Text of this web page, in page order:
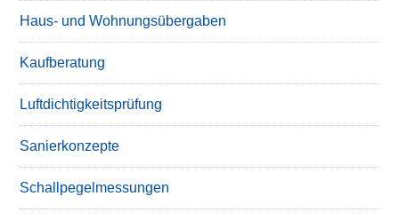
Haus- und Wohnungsübergaben
Kaufberatung
Luftdichtigkeitsprüfung
Sanierkonzepte
Schallpegelmessungen